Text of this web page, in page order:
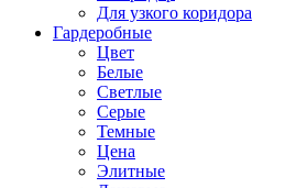
Для узкого коридора
Гардеробные
Цвет
Белые
Светлые
Серые
Темные
Цена
Элитные